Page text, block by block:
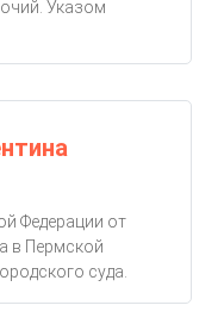
Указом
Федерации от
в Пермской
суда.